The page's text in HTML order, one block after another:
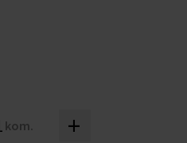
kom. +